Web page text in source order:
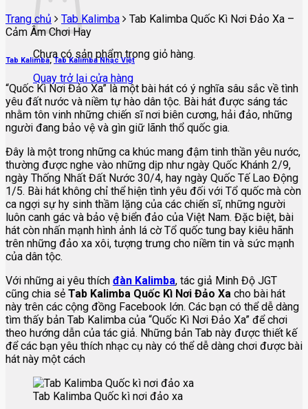
Chưa có sản phẩm trong giỏ hàng.
Quay trở lại cửa hàng
Trang chủ Tab Kalimba
Tab Kalimba Quốc Kì Nơi Đảo Xa –
Cảm Âm Chơi Hay
Tab Kalimba,Tab Kalimba Nhạc Việt
“Quốc Kì Nơi Đảo Xa” là một bài hát có ý nghĩa sâu sắc về tình
yêu đất nước và niềm tự hào dân tộc. Bài hát được sáng tác
nhằm tôn vinh những chiến sĩ nơi biên cương, hải đảo, những
người đang bảo vệ và gìn giữ lãnh thổ quốc gia.
Đây là một trong những ca khúc mang đậm tinh thần yêu nước,
thường được nghe vào những dịp như ngày Quốc Khánh 2/9,
ngày Thống Nhất Đất Nước 30/4, hay ngày Quốc Tế Lao Động
1/5. Bài hát không chỉ thể hiện tình yêu đối với Tổ quốc mà còn
ca ngợi sự hy sinh thầm lặng của các chiến sĩ, những người
luôn canh gác và bảo vệ biển đảo của Việt Nam. Đặc biệt, bài
hát còn nhấn mạnh hình ảnh lá cờ Tổ quốc tung bay kiêu hãnh
trên những đảo xa xôi, tượng trưng cho niềm tin và sức mạnh
của dân tộc.
Với những ai yêu thích đàn Kalimba, tác giả Minh Độ JGT
cũng chia sẻ Tab Kalimba Quốc Kì Nơi Đảo Xa cho bài hát
này trên các cộng đồng Facebook lớn. Các bạn có thể dễ dàng
tìm thấy bản Tab Kalimba của “Quốc Kì Nơi Đảo Xa” để chơi
theo hướng dẫn của tác giả. Những bản Tab này được thiết kế
để các bạn yêu thích nhạc cụ này có thể dễ dàng chơi được bài
hát này một cách
Tab Kalimba Quốc kì nơi đảo xa